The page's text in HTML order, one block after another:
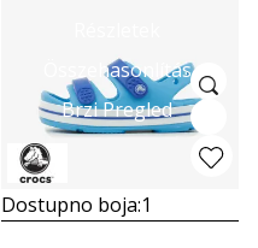
Összehasonlítás
Brzi Pregled
Dostupno boja:1